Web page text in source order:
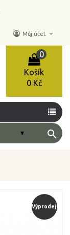
Můj účet keyboard_arrow_down
Košík
0
0 Kč
search
Výprodej!